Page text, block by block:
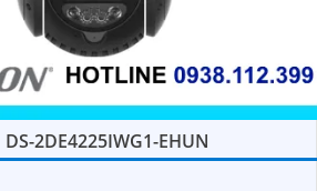
2DE4225IWG1-EHUN